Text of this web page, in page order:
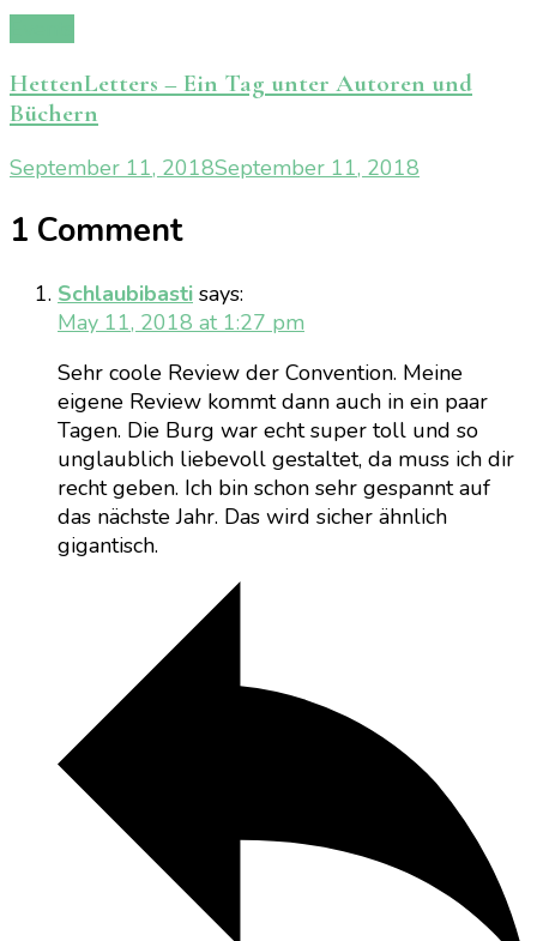
HettenLetters – Ein Tag unter Autoren und
Büchern
September 11, 2018September 11, 2018
1 Comment
Schlaubibasti says:
May 11, 2018 at 1:27 pm
Sehr coole Review der Convention. Meine
eigene Review kommt dann auch in ein paar
Tagen. Die Burg war echt super toll und so
unglaublich liebevoll gestaltet, da muss ich dir
recht geben. Ich bin schon sehr gespannt auf
das nächste Jahr. Das wird sicher ähnlich
gigantisch.